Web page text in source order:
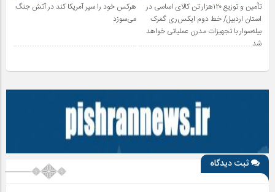
تأمین و توزیع ۱۲۰هزار تن کالای اساسی در
استان اردبیل/ خط دوم ایکس‌ری گمرک
بیله‌سوار با تجهیزات مدرن عملیاتی خواهد
شد
هرکس خود را سپر آمریکا کند در آتش جنگ
می‌سوزد
ثبت دیدگاه